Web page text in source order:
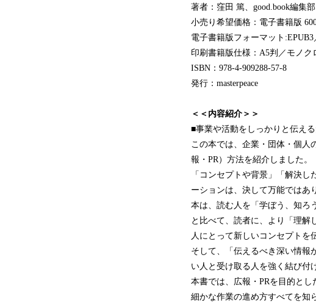
著者：窪田 篤、good.book編集部
小売り希望価格：電子書籍版
電子書籍版フォーマット:EPUB3
印刷書籍版仕様：A5判／モノク
ISBN：978-4-909288-57-8
発行：masterpeace
＜＜内容紹介＞＞
■事業や活動をしっかりと伝え
この本では、企業・団体・個人
報・PR）方法を紹介しました。
「コンセプトや背景」「解決
ーションは、決して万能ではあ
本は、読む人を「学ぼう、知ろ
と比べて、読者に、より「理解
人にとって新しいコンセプトを
そして、「伝えるべき深い情報
い人と受け取る人を強く結び付
本書では、広報・PRを目的と
細かな作業の進め方すべてを知